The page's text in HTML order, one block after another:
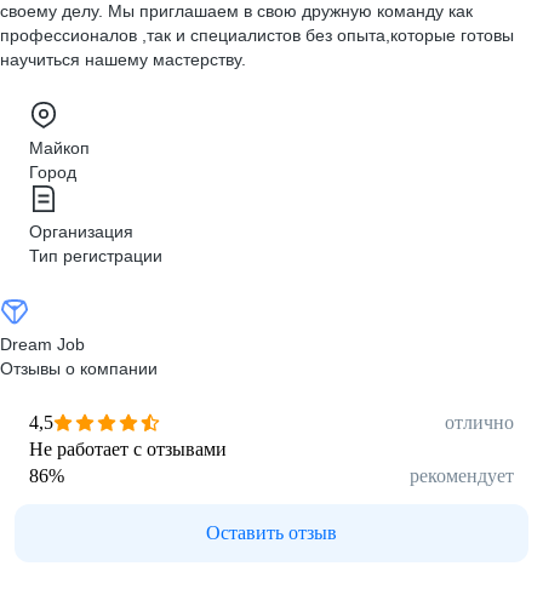
своему делу. Мы приглашаем в свою дружную команду как
профессионалов ,так и специалистов без опыта,которые готовы
научиться нашему мастерству.
Майкоп
Город
Организация
Тип регистрации
Dream Job
Отзывы о компании
4,5
отлично
Не работает с отзывами
86% рекомендует
Оставить отзыв